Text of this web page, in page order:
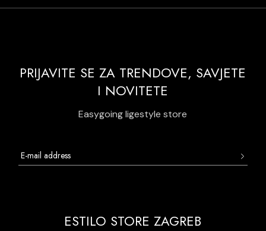
PRIJAVITE SE ZA TRENDOVE, SAVJETE
I NOVITETE
Easygoing ligestyle store
ESTILO STORE ZAGREB